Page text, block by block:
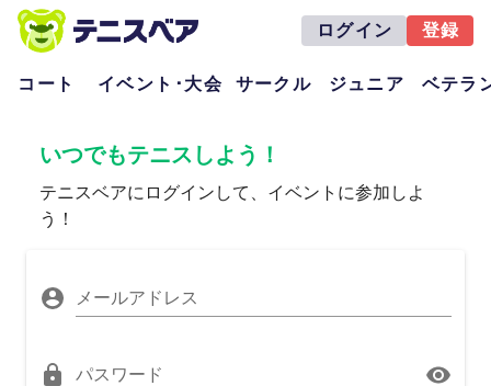
ログイン 登録
コート イベント･大会 サークル ジュニア ベテラ
いつでもテニスしよう！
テニスベアにログインして、イベントに参加しよ
う！
メールアドレス
パスワード